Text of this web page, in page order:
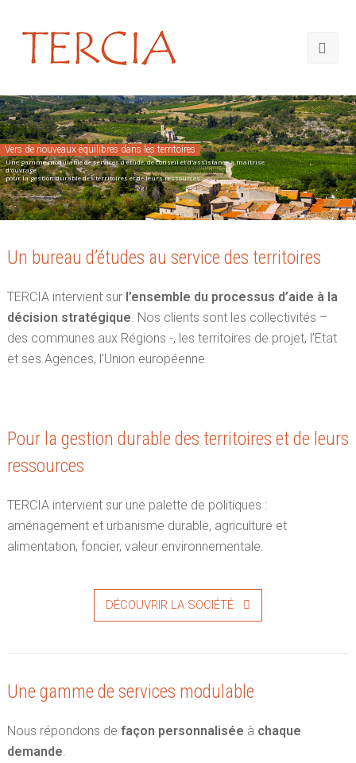
Vers de nouveaux équilibres dans les territoires
Une gamme modulable de services d'étude, de conseil et d'assistance à maîtrise
d'ouvrage
pour la gestion durable des territoires et de leurs ressources
Un bureau d’études au service des territoires
TERCIA intervient sur l’ensemble du processus d’aide à la
décision stratégique. Nos clients sont les collectivités –
des communes aux Régions -, les territoires de projet, l’Etat
et ses Agences, l’Union européenne.
Pour la gestion durable des territoires et de leurs
ressources
TERCIA intervient sur une palette de politiques :
aménagement et urbanisme durable, agriculture et
alimentation, foncier, valeur environnementale.
DÉCOUVRIR LA SOCIÉTÉ
Une gamme de services modulable
Nous répondons de façon personnalisée à chaque
demande